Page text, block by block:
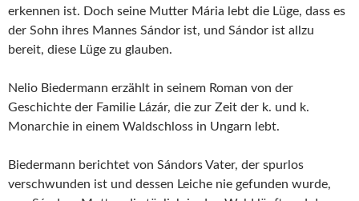
erkennen ist. Doch seine Mutter Mária lebt die Lüge, dass es
der Sohn ihres Mannes Sándor ist, und Sándor ist allzu
bereit, diese Lüge zu glauben.
Nelio Biedermann erzählt in seinem Roman von der
Geschichte der Familie Lázár, die zur Zeit der k. und k.
Monarchie in einem Waldschloss in Ungarn lebt.
Biedermann berichtet von Sándors Vater, der spurlos
verschwunden ist und dessen Leiche nie gefunden wurde,